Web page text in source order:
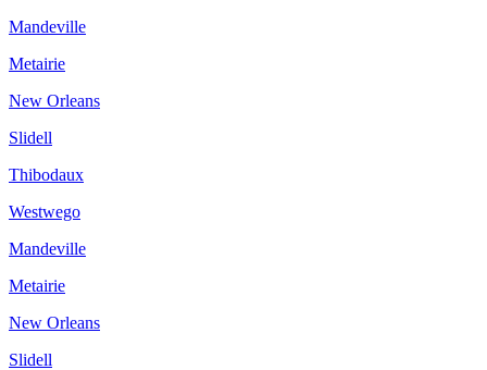
Mandeville
Metairie
New Orleans
Slidell
Thibodaux
Westwego
Mandeville
Metairie
New Orleans
Slidell